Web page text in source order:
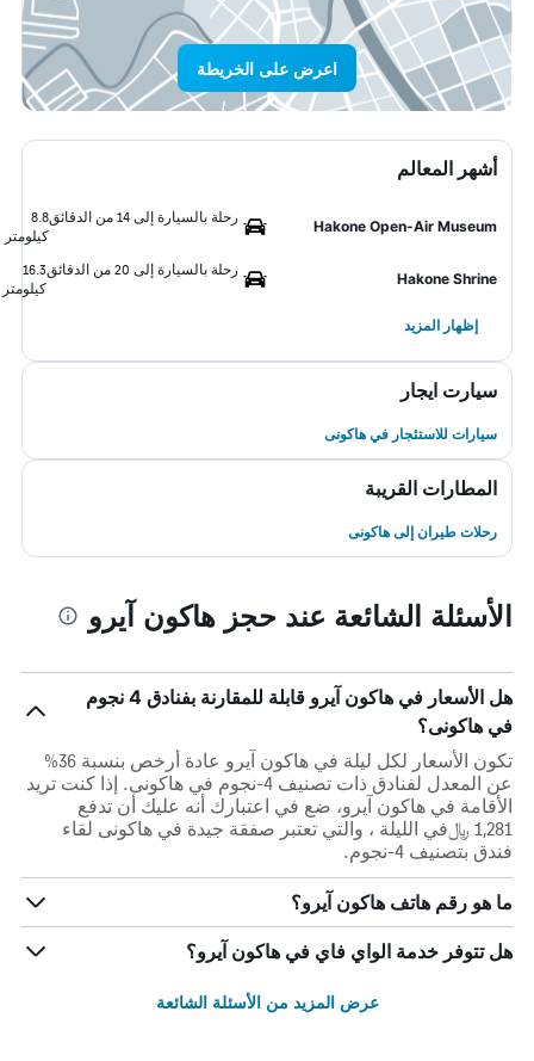
اعرض على الخريطة
أشهر المعالم
Hakone Open-Air Museum
رحلة بالسيارة إلى 14 من الدقائق
8.8
كيلومتر
Hakone Shrine
رحلة بالسيارة إلى 20 من الدقائق
16.3
كيلومتر
إظهار المزيد
سيارت ايجار
سيارات للاستئجار في هاكونى
المطارات القريبة
رحلات طيران إلى هاكونى
الأسئلة الشائعة عند حجز هاكون آيرو
هل الأسعار في هاكون آيرو قابلة للمقارنة بفنادق 4 نجوم
في هاكونى؟
تكون الأسعار لكل ليلة في هاكون آيرو عادة أرخص بنسبة 36%
عن المعدل لفنادق ذات تصنيف 4-نجوم في هاكونى. إذا كنت تريد
الأقامة في هاكون آيرو، ضع في اعتبارك أنه عليك أن تدفع
1,281 ﷼في الليلة ، والتي تعتبر صفقة جيدة في هاكونى لقاء
فندق بتصنيف 4-نجوم.
ما هو رقم هاتف هاكون آيرو؟
هل تتوفر خدمة الواي فاي في هاكون آيرو؟
عرض المزيد من الأسئلة الشائعة